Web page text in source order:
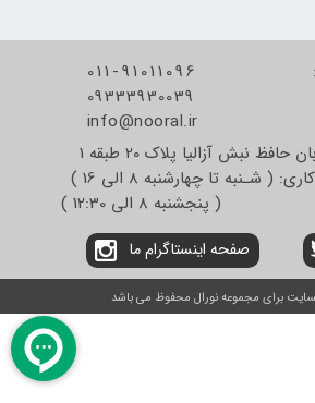
011-91011096
09333930039
info@nooral.ir
نبش آزالیا پلاک 20 طبقه 1
( شـنبه تا چهارشنبه 8 الی 16 )
8 الی 12:30 )
صفحه اینستاگرام ما
برای مجموعه نورال محفوظ می باشد